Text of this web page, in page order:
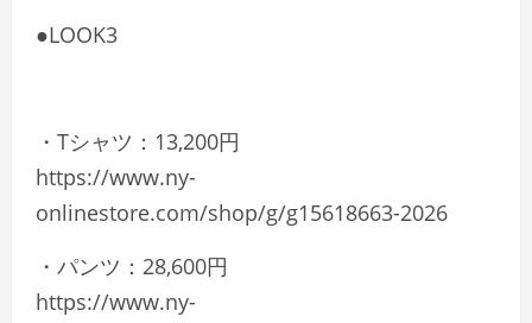
●LOOK3
・Tシャツ：13,200円
https://www.ny-
onlinestore.com/shop/g/g15618663-2026
・パンツ：28,600円
https://www.ny-